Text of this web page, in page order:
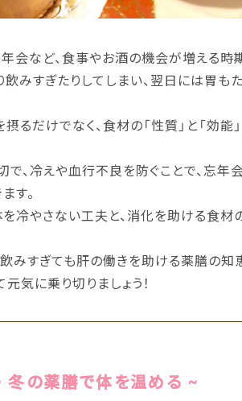
会など、食事やお酒の機会が増える時
みすぎたりしてしまい、翌日には胃も
るだけでなく、食材の「性質」と「効能
、冷えや血行不良を防ぐことで、忘年
す。
冷やさない工夫と、消化を助ける食材
みすぎても肝の働きを助ける薬膳の知
気に乗り切りましょう！
冬の薬膳で体を温める ~